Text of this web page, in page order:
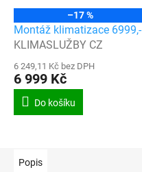
–17 %
Montáž klimatizace 6999,-
KLIMASLUŽBY CZ
6 249,11 Kč bez DPH
6 999 Kč
Do košíku
Popis